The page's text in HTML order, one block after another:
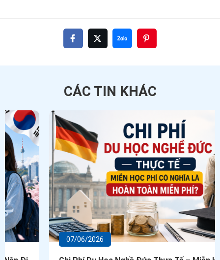
CÁC TIN KHÁC
07/06/2026